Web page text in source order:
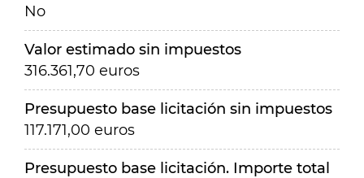
No
Valor estimado sin impuestos
316.361,70 euros
Presupuesto base licitación sin impuestos
117.171,00 euros
Presupuesto base licitación. Importe total